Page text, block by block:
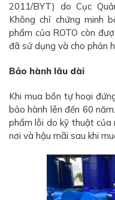
2011/BYT) do Cục
Không chỉ chứng minh
phẩm của ROTO còn
đã sử dụng và cho phản
Bảo hành lâu dài
Khi mua bồn tự hoại
bảo hành lên đến 60
phẩm lỗi do kỹ thuật
nơi và hậu mãi sau khi